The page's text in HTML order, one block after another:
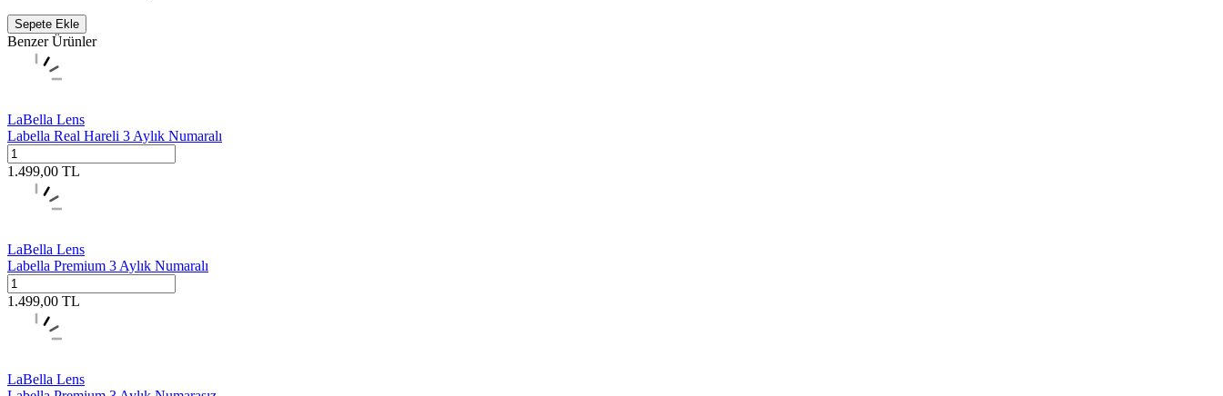
Sepete Ekle
Benzer Ürünler
LaBella Lens
Labella Real Hareli 3 Aylık Numaralı
1.499,00 TL
LaBella Lens
Labella Premium 3 Aylık Numaralı
1.499,00 TL
LaBella Lens